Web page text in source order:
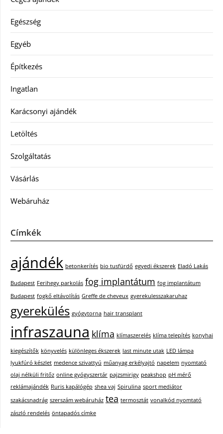
Egészség
Egyéb
Építkezés
Ingatlan
Karácsonyi ajándék
Letöltés
Szolgáltatás
Vásárlás
Webáruház
Címkék
ajándék betonkerítés bio tusfürdő egyedi ékszerek Eladó Lakás
Budapest Ferihegy parkolás fog implantátum fog implantátum
Budapest fogkő eltávolítás Greffe de cheveux gyerekulesszakaruhaz
gyerekülés gyógytorna hair transplant
infraszauna klíma klímaszerelés klíma telepítés konyhai
kiegészítők könyvelés különleges ékszerek last minute utak LED lámpa
lyukfúró készlet medence szivattyú műanyag erkélyajtó napelem nyomtató
olaj nélküli fritőz online gyógyszertár pajzsmirigy peakshop pH mérő
reklámajándék Ruris kapálógép shea vaj Spirulina sport mediátor
szakácsnadrág szerszám webáruház tea termosztát vonalkód nyomtató
zászló rendelés öntapadós címke